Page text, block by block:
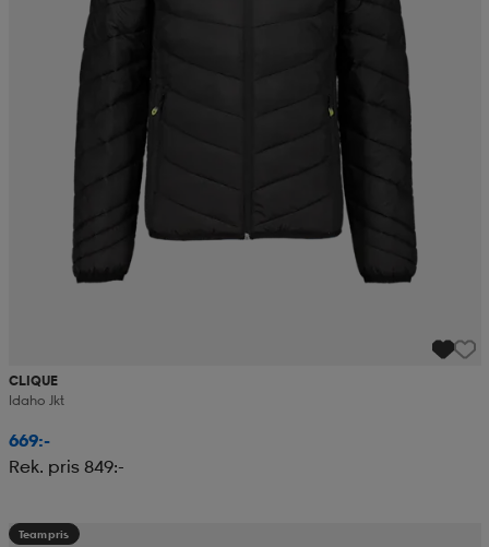
CLIQUE
Idaho Jkt
669:-
Rek. pris 849:-
Teampris